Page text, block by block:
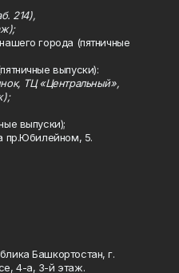
214),
города (пятничные
выпуски):
ТЦ «Центральный»,
выпуски);
пр.Юбилейном, 5.
Башкортостан, г.
4-а, 3-й этаж.